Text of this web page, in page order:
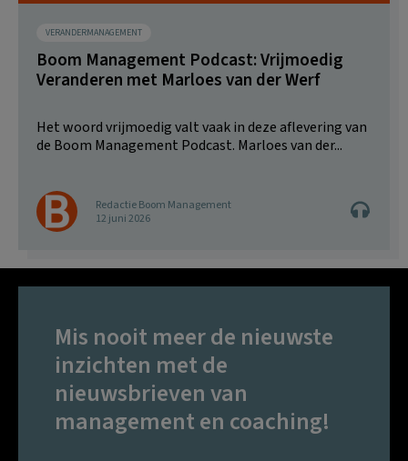
VERANDERMANAGEMENT
Boom Management Podcast: Vrijmoedig
Veranderen met Marloes van der Werf
Het woord vrijmoedig valt vaak in deze aflevering van
de Boom Management Podcast. Marloes van der...
Redactie Boom Management
12 juni 2026
Mis nooit meer de nieuwste
inzichten met de
nieuwsbrieven van
management en coaching!